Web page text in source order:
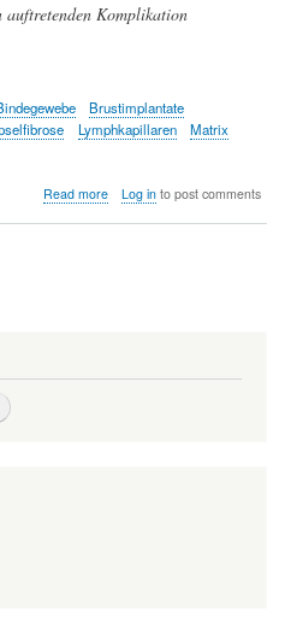
Komplikation
Brustimplantate
Lymphkapillaren
Matrix
Read moreabout
bei
Log into post comments